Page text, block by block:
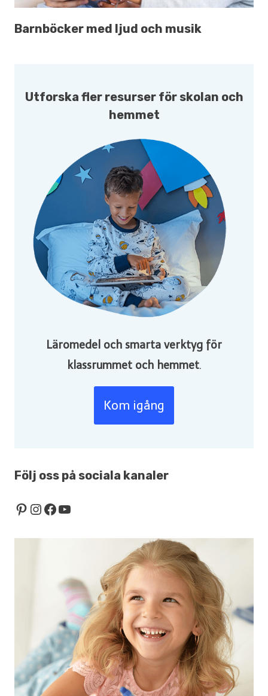
Barnböcker med ljud och musik
Utforska fler resurser för skolan och
hemmet
Läromedel och smarta verktyg för
klassrummet och hemmet.
Kom igång
Följ oss på sociala kanaler
Pinterest
Instagram
Facebook
YouTube